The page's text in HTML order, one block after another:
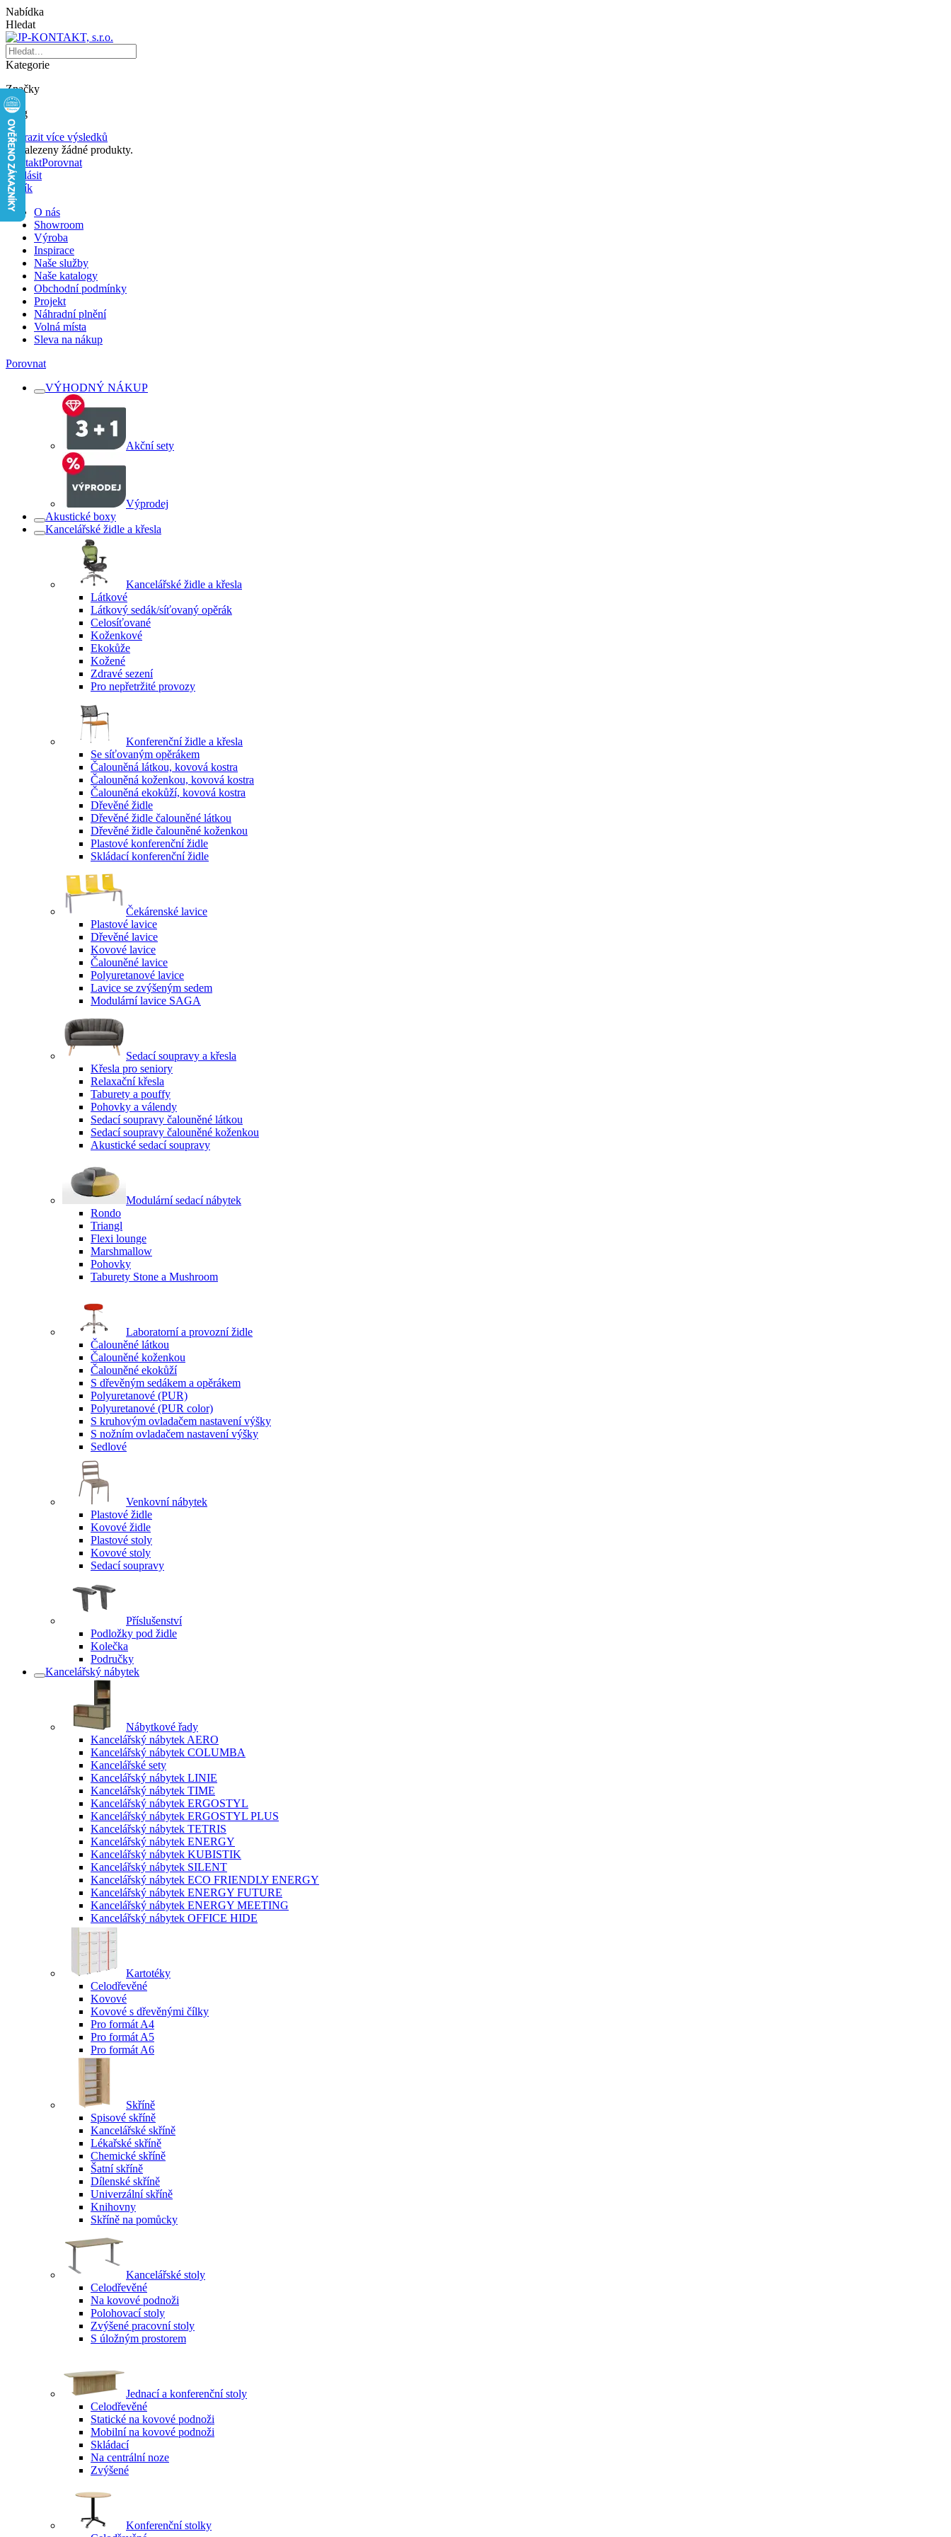
Nabídka
Hledat
Kategorie
Značky
Blog
Zobrazit více výsledků
Nenalezeny žádné produkty.
KontaktPorovnat
Přihlásit
Košík
O nás
Showroom
Výroba
Inspirace
Naše služby
Naše katalogy
Obchodní podmínky
Projekt
Náhradní plnění
Volná místa
Sleva na nákup
Porovnat
VÝHODNÝ NÁKUP
Akční sety
Výprodej
Akustické boxy
Kancelářské židle a křesla
Kancelářské židle a křesla
Látkové
Látkový sedák/síťovaný opěrák
Celosíťované
Koženkové
Ekokůže
Kožené
Zdravé sezení
Pro nepřetržité provozy
Konferenční židle a křesla
Se síťovaným opěrákem
Čalouněná látkou, kovová kostra
Čalouněná koženkou, kovová kostra
Čalouněná ekokůží, kovová kostra
Dřevěné židle
Dřevěné židle čalouněné látkou
Dřevěné židle čalouněné koženkou
Plastové konferenční židle
Skládací konferenční židle
Čekárenské lavice
Plastové lavice
Dřevěné lavice
Kovové lavice
Čalouněné lavice
Polyuretanové lavice
Lavice se zvýšeným sedem
Modulární lavice SAGA
Sedací soupravy a křesla
Křesla pro seniory
Relaxační křesla
Taburety a pouffy
Pohovky a válendy
Sedací soupravy čalouněné látkou
Sedací soupravy čalouněné koženkou
Akustické sedací soupravy
Modulární sedací nábytek
Rondo
Triangl
Flexi lounge
Marshmallow
Pohovky
Taburety Stone a Mushroom
Laboratorní a provozní židle
Čalouněné látkou
Čalouněné koženkou
Čalouněné ekokůží
S dřevěným sedákem a opěrákem
Polyuretanové (PUR)
Polyuretanové (PUR color)
S kruhovým ovladačem nastavení výšky
S nožním ovladačem nastavení výšky
Sedlové
Venkovní nábytek
Plastové židle
Kovové židle
Plastové stoly
Kovové stoly
Sedací soupravy
Příslušenství
Podložky pod židle
Kolečka
Područky
Kancelářský nábytek
Nábytkové řady
Kancelářský nábytek AERO
Kancelářský nábytek COLUMBA
Kancelářské sety
Kancelářský nábytek LINIE
Kancelářský nábytek TIME
Kancelářský nábytek ERGOSTYL
Kancelářský nábytek ERGOSTYL PLUS
Kancelářský nábytek TETRIS
Kancelářský nábytek ENERGY
Kancelářský nábytek KUBISTIK
Kancelářský nábytek SILENT
Kancelářský nábytek ECO FRIENDLY ENERGY
Kancelářský nábytek ENERGY FUTURE
Kancelářský nábytek ENERGY MEETING
Kancelářský nábytek OFFICE HIDE
Kartotéky
Celodřevěné
Kovové
Kovové s dřevěnými čílky
Pro formát A4
Pro formát A5
Pro formát A6
Skříně
Spisové skříně
Kancelářské skříně
Lékařské skříně
Chemické skříně
Šatní skříně
Dílenské skříně
Univerzální skříně
Knihovny
Skříně na pomůcky
Kancelářské stoly
Celodřevěné
Na kovové podnoži
Polohovací stoly
Zvýšené pracovní stoly
S úložným prostorem
Jednací a konferenční stoly
Celodřevěné
Statické na kovové podnoži
Mobilní na kovové podnoži
Skládací
Na centrální noze
Zvýšené
Konferenční stolky